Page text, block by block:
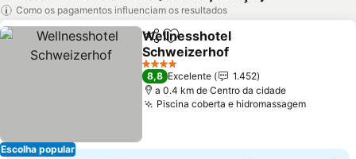
Como os pagamentos influenciam os resultados
Escolha popular
PartilharAdicionar aos favoritos
Wellnesshotel
Schweizerhof
4 Estrelas
8,8 Excelente
1.452
a 0.4 km de Centro da cidade
Piscina coberta e hidromassagem